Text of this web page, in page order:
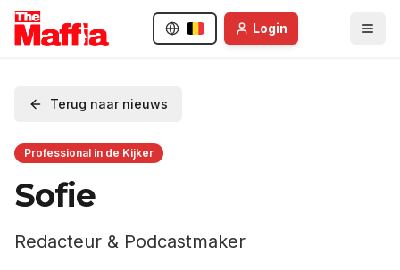
Login
Terug naar nieuws
Professional in de Kijker
Sofie
Redacteur & Podcastmaker